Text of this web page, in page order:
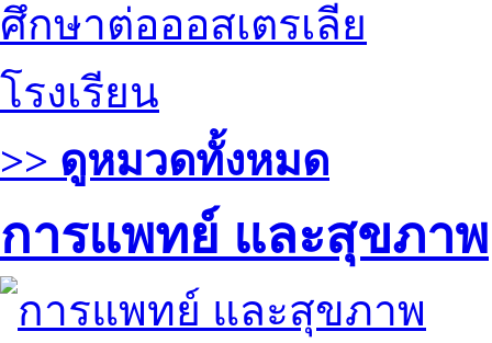
ศึกษาต่อออสเตรเลีย
โรงเรียน
>> ดูหมวดทั้งหมด
การแพทย์ และสุขภาพ